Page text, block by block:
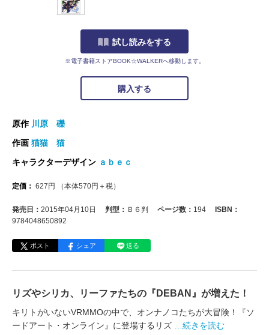
試し読みをする
※電子書籍ストアBOOK☆WALKERへ移動します。
購入する
原作 川原 礫
作画 猫猫 猫
キャラクターデザイン ａｂｅｃ
定価： 627 円 （本体570円＋税）
発売日： 2015年04月10日 判型： Ｂ６判 ページ数： 194
ISBN：
9784048650892
ポスト シェア 送る
リズやシリカ、リーファたちの『DEBAN』が増えた！
キリトがいないVRMMOの中で、オンナノコたちが大冒険！『ソ
ードアート・オンライン』に登場するリズ
…続きを読む